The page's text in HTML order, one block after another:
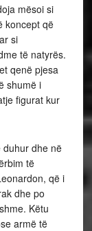
mësoi si
koncept që
si
të natyrës.
qenë pjesa
shumë i
figurat kur
duhur dhe në
të
që i
dhe po
Këtu
armë të